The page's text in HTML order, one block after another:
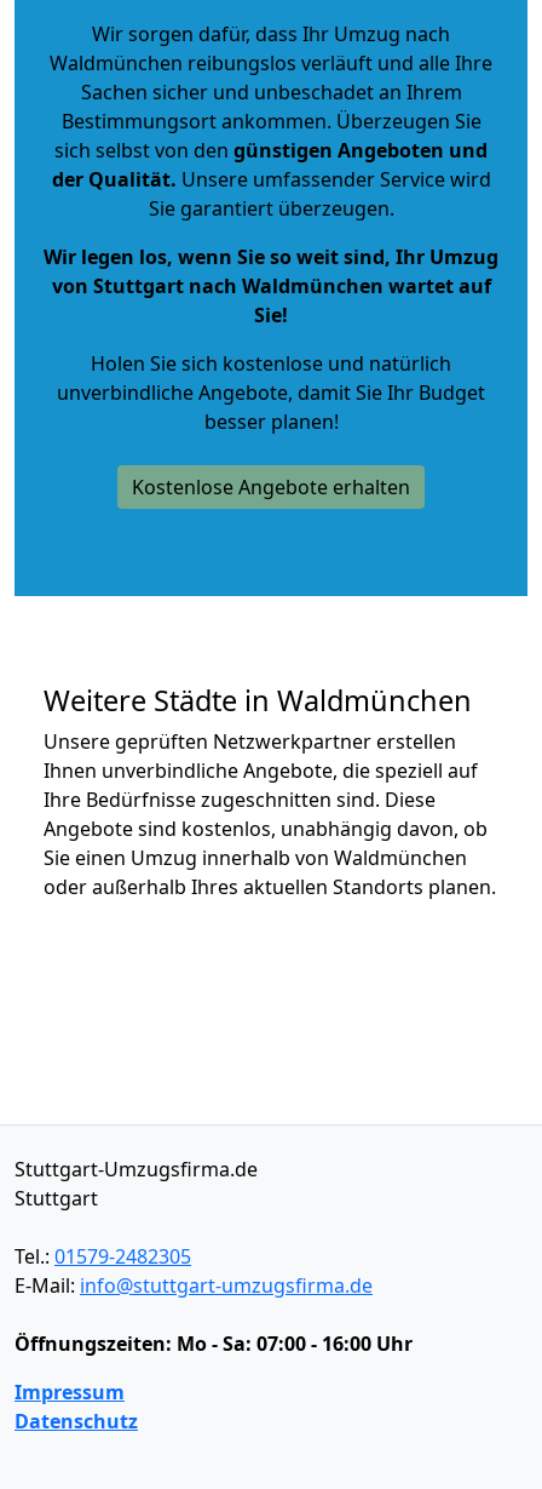
Wir sorgen dafür, dass Ihr Umzug nach
Waldmünchen reibungslos verläuft und alle Ihre
Sachen sicher und unbeschadet an Ihrem
Bestimmungsort ankommen. Überzeugen Sie
sich selbst von den günstigen Angeboten und
der Qualität. Unsere umfassender Service wird
Sie garantiert überzeugen.
Wir legen los, wenn Sie so weit sind, Ihr Umzug
von Stuttgart nach Waldmünchen wartet auf
Sie!
Holen Sie sich kostenlose und natürlich
unverbindliche Angebote, damit Sie Ihr Budget
besser planen!
Kostenlose Angebote erhalten
Weitere Städte in Waldmünchen
Unsere geprüften Netzwerkpartner erstellen
Ihnen unverbindliche Angebote, die speziell auf
Ihre Bedürfnisse zugeschnitten sind. Diese
Angebote sind kostenlos, unabhängig davon, ob
Sie einen Umzug innerhalb von Waldmünchen
oder außerhalb Ihres aktuellen Standorts planen.
Stuttgart-Umzugsfirma.de
Stuttgart
Tel.: 01579-2482305
E-Mail: info@stuttgart-umzugsfirma.de
Öffnungszeiten: Mo - Sa: 07:00 - 16:00 Uhr
Impressum
Datenschutz